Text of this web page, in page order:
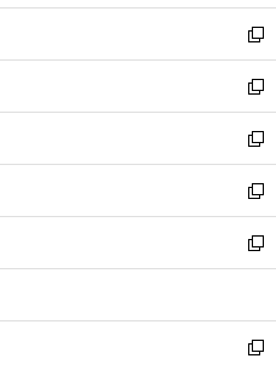
開
く
ウ
で
開
く
ン
ド
ウ
で
開
く
ウ
ィ
ン
ド
ウ
で
開
く
し
い
ウ
ィ
ン
ド
ウ
で
開
く
新
し
い
ウ
ィ
ン
ド
ウ
で
開
新
し
い
ウ
ィ
ン
ド
ウ
開
く
新
し
い
ウ
ィ
ン
ウ
で
新
し
い
ウ
ン
ド
新
し
ウ
ィ
新